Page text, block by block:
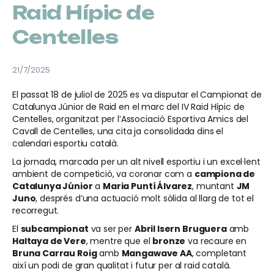
Raid Hípic de
Centelles
21/7/2025
El passat 18 de juliol de 2025 es va disputar el Campionat de
Catalunya Júnior de Raid en el marc del IV Raid Hípic de
Centelles, organitzat per l’Associació Esportiva Amics del
Cavall de Centelles, una cita ja consolidada dins el
calendari esportiu català.
La jornada, marcada per un alt nivell esportiu i un excel·lent
ambient de competició, va coronar com a campiona de
Catalunya Júnior a Maria Puntí Álvarez, muntant JM
Juno, després d’una actuació molt sòlida al llarg de tot el
recorregut.
El subcampionat va ser per Abril Isern Brugueraamb
Haltaya de Vere, mentre que el bronze va recaure en
Bruna Carrau Roigamb Mangawave AA, completant
així un podi de gran qualitat i futur per al raid català.